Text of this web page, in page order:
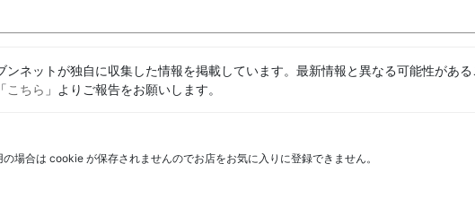
ネットが独自に収集した情報を掲載しています。最新情報と異なる可能性があ
こちら 」よりご報告をお願いします。
場合は cookie が保存されませんのでお店をお気に入りに登録できません。